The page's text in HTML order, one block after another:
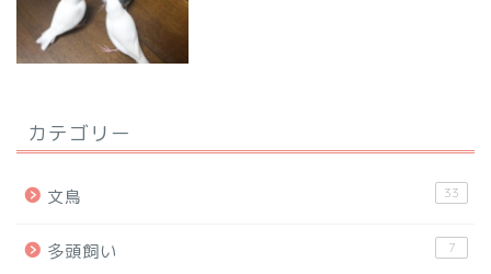
カテゴリー
文鳥 33
多頭飼い 7